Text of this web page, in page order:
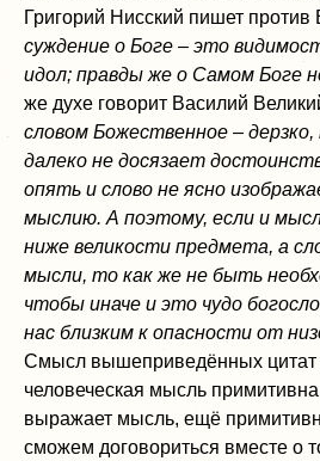
Григорий Нисский пишет
суждение о Боге – это
идол; правды же о Самом Боге
же духе говорит Василий
словом Божественное –
далеко не досязает
опять и слово не ясно
мыслию. А поэтому, если и
ниже великости предмета, а
мысли, то как же не быть
чтобы иначе и это чудо
нас близким к опасности от
Смысл вышеприведённых цитат
человеческая мысль
выражает мысль, ещё
сможем договориться вместе о